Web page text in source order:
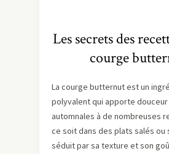
Les secrets des
courge
La courge butternut est un
polyvalent qui apporte
automnales à de nombreuses
ce soit dans des plats salés ou
séduit par sa texture et son